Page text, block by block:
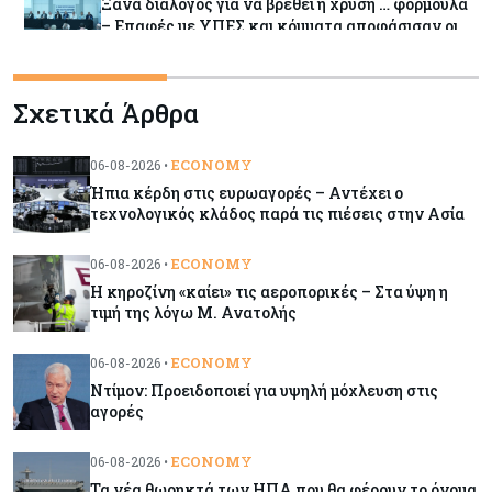
Ξανά διάλογος για να βρεθεί η χρυσή … φόρμουλα
– Επαφές με ΥΠΕΣ και κόμματα αποφάσισαν οι
Banking
στόχο η Euroxx – Αναβάθμιση προβλέψεων για
Στο gov.cy η αλλαγή τραπεζικού λογαριασμού
για μισθούς και συντάξεις του Δημοσίου
Κόσμος
Ντίμον: Προειδοποιεί για υψηλή μόχλευση στις
αγορές
Σχετικά Άρθρα
06-08-2026 • ECONOMY
Ήπια κέρδη στις ευρωαγορές – Αντέχει ο
τεχνολογικός κλάδος παρά τις πιέσεις στην Ασία
06-08-2026 • ECONOMY
Η κηροζίνη «καίει» τις αεροπορικές – Στα ύψη η
τιμή της λόγω Μ. Ανατολής
06-08-2026 • ECONOMY
Ντίμον: Προειδοποιεί για υψηλή μόχλευση στις
αγορές
06-08-2026 • ECONOMY